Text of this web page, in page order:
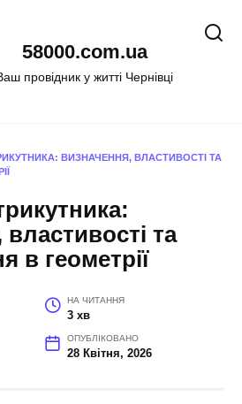
58000.com.ua
провідник у житті Чернівці
ВИЗНАЧЕННЯ, ВЛАСТИВОСТІ ТА
та
в геометрії
НА ЧИТАННЯ
3 хв
ОПУБЛІКОВАНО
28 Квітня, 2026